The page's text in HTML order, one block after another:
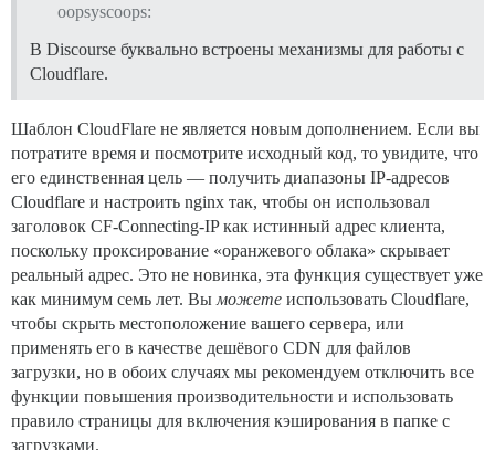
oopsyscoops:
В Discourse буквально встроены механизмы для работы с
Cloudflare.
Шаблон CloudFlare не является новым дополнением. Если вы
потратите время и посмотрите исходный код, то увидите, что
его единственная цель — получить диапазоны IP-адресов
Cloudflare и настроить nginx так, чтобы он использовал
заголовок CF-Connecting-IP как истинный адрес клиента,
поскольку проксирование «оранжевого облака» скрывает
реальный адрес. Это не новинка, эта функция существует уже
как минимум семь лет. Вы можете использовать Cloudflare,
чтобы скрыть местоположение вашего сервера, или
применять его в качестве дешёвого CDN для файлов
загрузки, но в обоих случаях мы рекомендуем отключить все
функции повышения производительности и использовать
правило страницы для включения кэширования в папке с
загрузками.